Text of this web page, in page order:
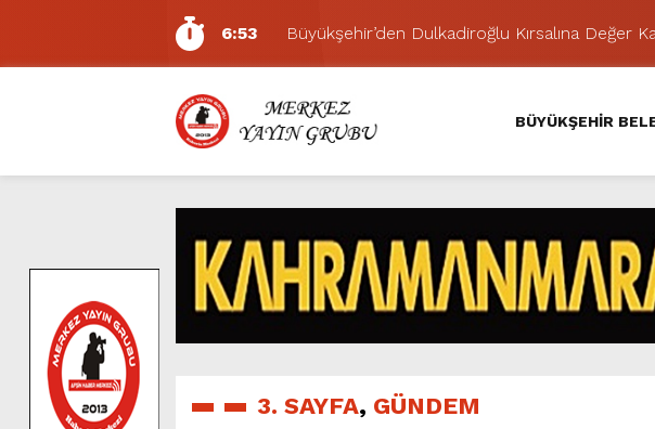
6:53
Büyükşehir’den Dulkadiroğlu Kırsalına Değer
6:50
Geleneksel Ağustos Fuarı’nda Eğlence ve
6:48
Tevfik Kadıoğlu Kavşağı Yeni Düzenlemeyle
10:21
Dedublüman KAFUM’da Müzik Ziyafeti
16:31
Yeşilçam’ın Efsanesi Ağustos Fuarı’nda Hayat
16:30
Uluslararası Bisiklet Turnuvası, Salı Günü
8:32
Büyükşehir, KAFUM’da Miniklere Unutulmaz
8:27
KAFUM’da Sahne Ailelerin; Bilgi, Beceri ve
4:15
2 Ağustos’ta KAFUM’da Minikleri Eğlence
6:54
Büyükşehir, Dulkadiroğlu Hacı Murat
BÜYÜKŞEHİR
3. SAYFA, GÜNDEM